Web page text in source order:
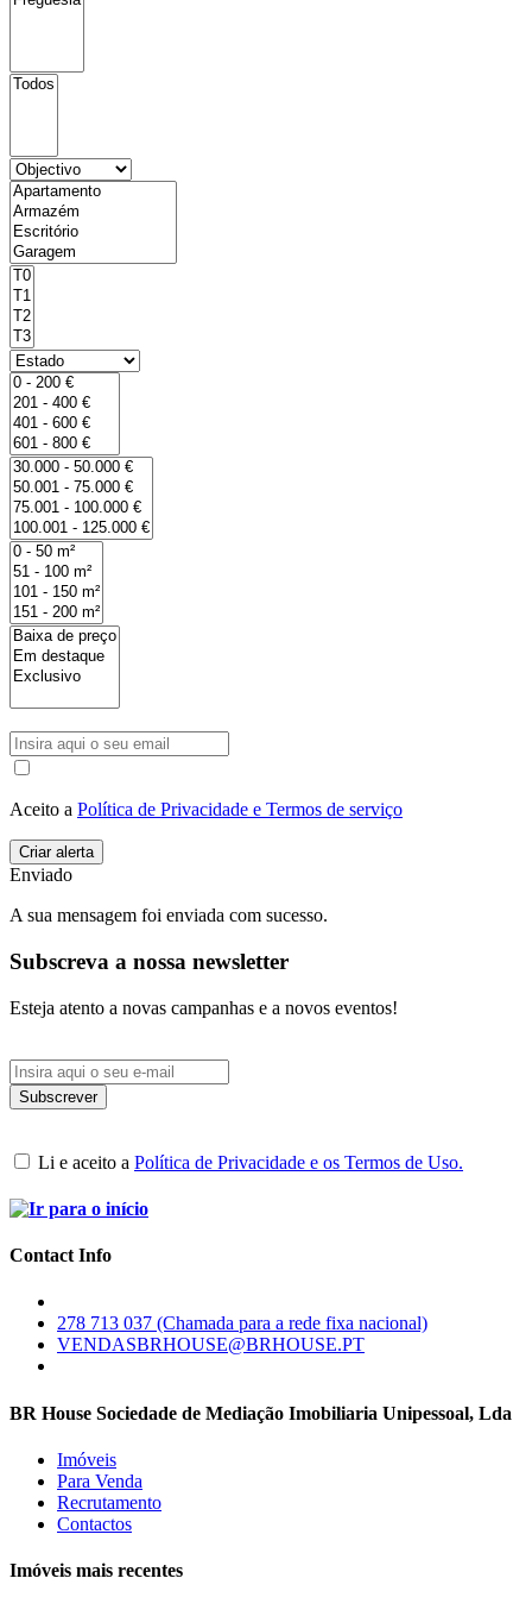
Aceito a Política de Privacidade e Termos de serviço
Enviado
A sua mensagem foi enviada com sucesso.
Subscreva a nossa newsletter
Esteja atento a novas campanhas e a novos eventos!
Li e aceito a Política de Privacidade e os Termos de Uso.
Contact Info
278 713 037 (Chamada para a rede fixa nacional)
VENDASBRHOUSE@BRHOUSE.PT
BR House Sociedade de Mediação Imobiliaria Unipessoal, Lda
Imóveis
Para Venda
Recrutamento
Contactos
Imóveis mais recentes